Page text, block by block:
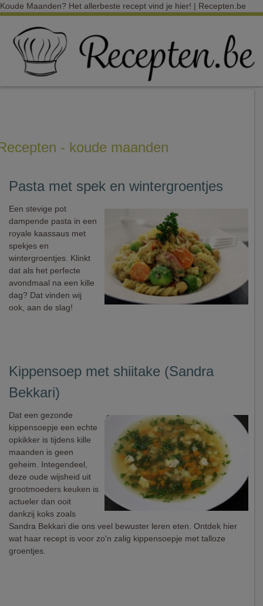
Koude Maanden? Het allerbeste recept vind je hier! | Recepten.be
- koude maanden
Pasta met spek en wintergroentjes
Een stevige pot
dampende pasta in een
royale kaassaus met
spekjes en
wintergroentjes. Klinkt
dat als het perfecte
avondmaal na een kille
dag? Dat vinden wij
ook, aan de slag!
Kippensoep met shiitake (Sandra
Bekkari)
Dat een gezonde
kippensoepje een echte
opkikker is tijdens kille
maanden is geen
geheim. Integendeel,
deze oude wijsheid uit
grootmoeders keuken is
actueler dan ooit
dankzij koks zoals
Sandra Bekkari die ons veel bewuster leren eten. Ontdek hier
wat haar recept is voor zo'n zalig kippensoepje met talloze
groentjes.